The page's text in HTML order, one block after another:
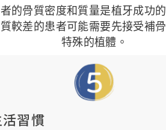
的骨質密度和質量是植牙成功的
較差的患者可能需要先接受補
特殊的植體。
習慣